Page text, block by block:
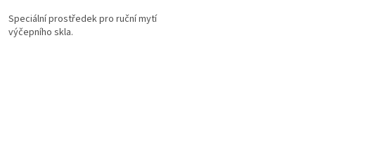
5
hvězdiček.
Speciální prostředek pro ruční mytí
výčepního skla.